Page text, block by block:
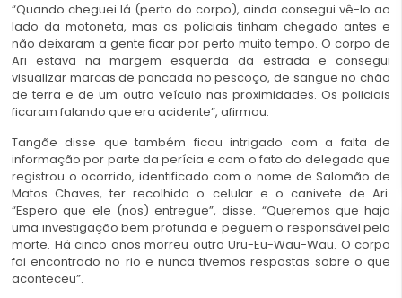
“Quando cheguei lá (perto do corpo), ainda consegui vê-lo ao
lado da motoneta, mas os policiais tinham chegado antes e
não deixaram a gente ficar por perto muito tempo. O corpo de
Ari estava na margem esquerda da estrada e consegui
visualizar marcas de pancada no pescoço, de sangue no chão
de terra e de um outro veículo nas proximidades. Os policiais
ficaram falando que era acidente”, afirmou.
Tangãe disse que também ficou intrigado com a falta de
informação por parte da perícia e com o fato do delegado que
registrou o ocorrido, identificado com o nome de Salomão de
Matos Chaves, ter recolhido o celular e o canivete de Ari.
“Espero que ele (nos) entregue”, disse. “Queremos que haja
uma investigação bem profunda e peguem o responsável pela
morte. Há cinco anos morreu outro Uru-Eu-Wau-Wau. O corpo
foi encontrado no rio e nunca tivemos respostas sobre o que
aconteceu”.